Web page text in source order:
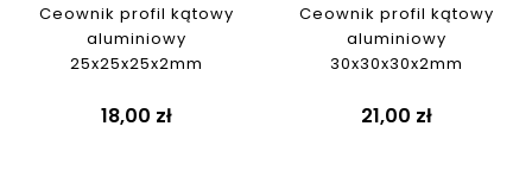
Ceownik profil kątowy
aluminiowy
25x25x25x2mm
18,00 zł
Ceownik profil kątowy
aluminiowy
30x30x30x2mm
21,00 zł